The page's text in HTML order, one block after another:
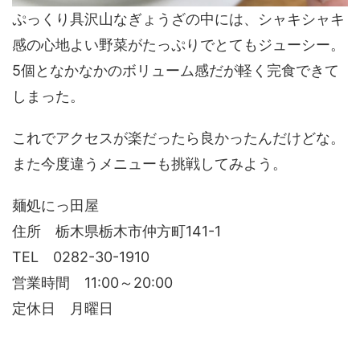
ぷっくり具沢山なぎょうざの中には、シャキシャキ
感の心地よい野菜がたっぷりでとてもジューシー。
5個となかなかのボリューム感だが軽く完食できて
しまった。
これでアクセスが楽だったら良かったんだけどな。
また今度違うメニューも挑戦してみよう。
麺処にっ田屋
住所 栃木県栃木市仲方町141-1
TEL 0282-30-1910
営業時間 11:00～20:00
定休日 月曜日